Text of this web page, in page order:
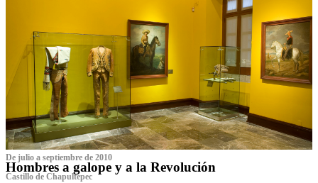
De julio a septiembre de 2010
Hombres a galope y a la Revolución
Castillo de Chapultepec